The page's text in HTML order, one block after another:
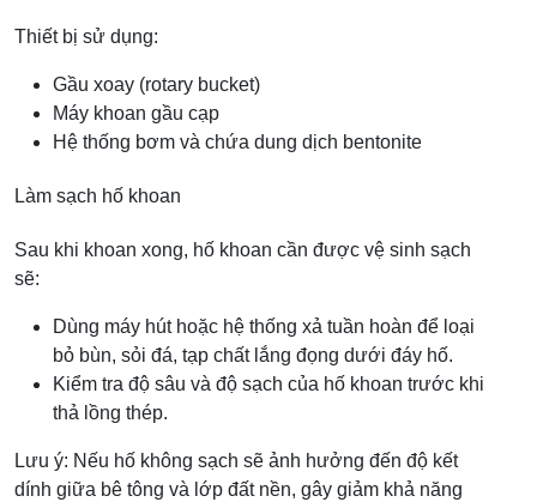
Thiết bị sử dụng:
Gầu xoay (rotary bucket)
Máy khoan gầu cạp
Hệ thống bơm và chứa dung dịch bentonite
Làm sạch hố khoan
Sau khi khoan xong, hố khoan cần được vệ sinh sạch
sẽ:
Dùng máy hút hoặc hệ thống xả tuần hoàn để loại
bỏ bùn, sỏi đá, tạp chất lắng đọng dưới đáy hố.
Kiểm tra độ sâu và độ sạch của hố khoan trước khi
thả lồng thép.
Lưu ý: Nếu hố không sạch sẽ ảnh hưởng đến độ kết
dính giữa bê tông và lớp đất nền, gây giảm khả năng